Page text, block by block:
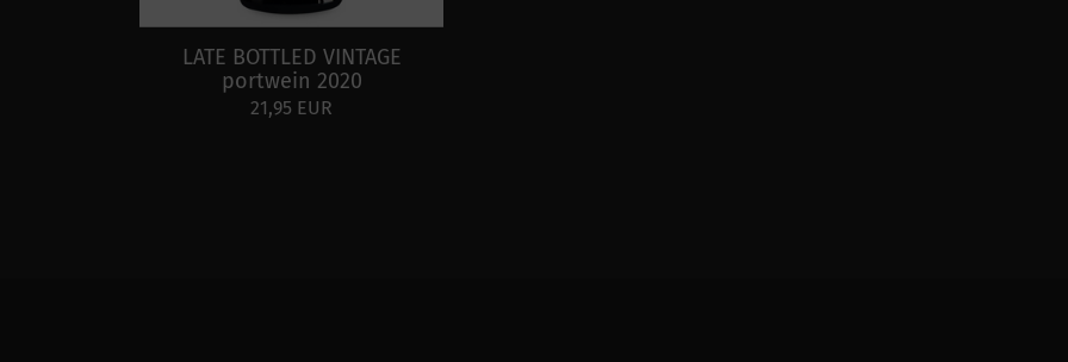
LATE BOTTLED VINTAGE
portwein 2020
21,95 EUR